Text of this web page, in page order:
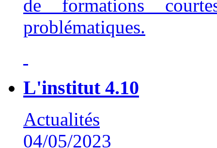
de formations
problématiques.
L'institut 4.10
Actualités
04/05/2023